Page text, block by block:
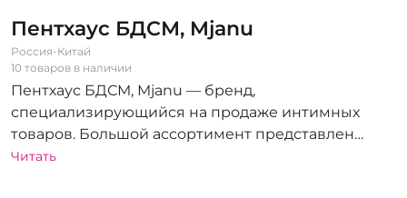
Пентхаус БДСМ, Mjanu
Россия-Китай
10 товаров в наличии
Пентхаус БДСМ, Mjanu — бренд,
специализирующийся на продаже интимных
товаров. Большой ассортимент представлен
различной продукцией: от эротического белья и
Читать